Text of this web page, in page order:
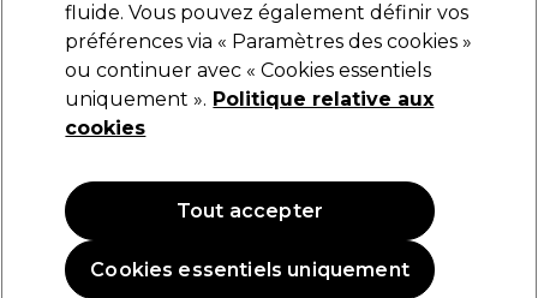
Sibel Best Grips Métal Droit Mat 50mm
250pcs Or
15,79 €
OFFRE
fluide. Vous pouvez également définir vos
préférences via « Paramètres des cookies »
ou continuer avec « Cookies essentiels
uniquement ». Politique relative aux
cookies
Cookies essentiels uniquement
Tout accepter